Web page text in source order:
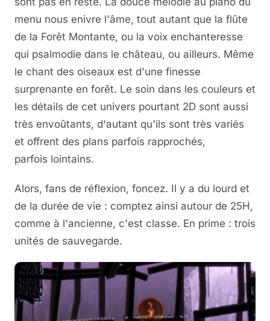
menu nous enivre l'âme, tout autant que la flûte
de la Forêt Montante, ou la voix enchanteresse
qui psalmodie dans le château, ou ailleurs. Même
le chant des oiseaux est d'une finesse
surprenante en forêt. Le soin dans les couleurs et
les détails de cet univers pourtant 2D sont aussi
très envoûtants, d'autant qu'ils sont très variés
et offrent des plans parfois rapprochés,
parfois lointains.
Alors, fans de réflexion, foncez. Il y a du lourd et
de la durée de vie : comptez ainsi autour de 25H,
comme à l'ancienne, c'est classe. En prime : trois
unités de sauvegarde.